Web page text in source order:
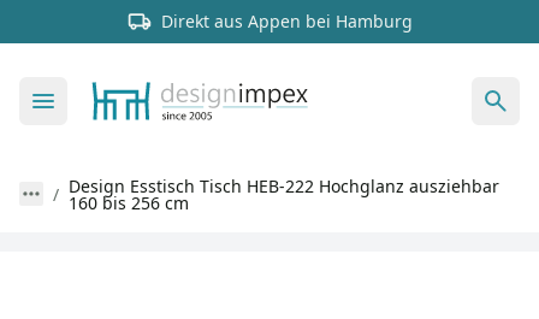
Direkt aus Appen bei Hamburg
Design Esstisch Tisch HEB-222 Hochglanz ausziehbar
160 bis 256 cm